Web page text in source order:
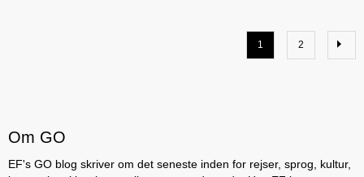
1 2
Om GO
EF's GO blog skriver om det seneste inden for rejser, sprog, kultur,